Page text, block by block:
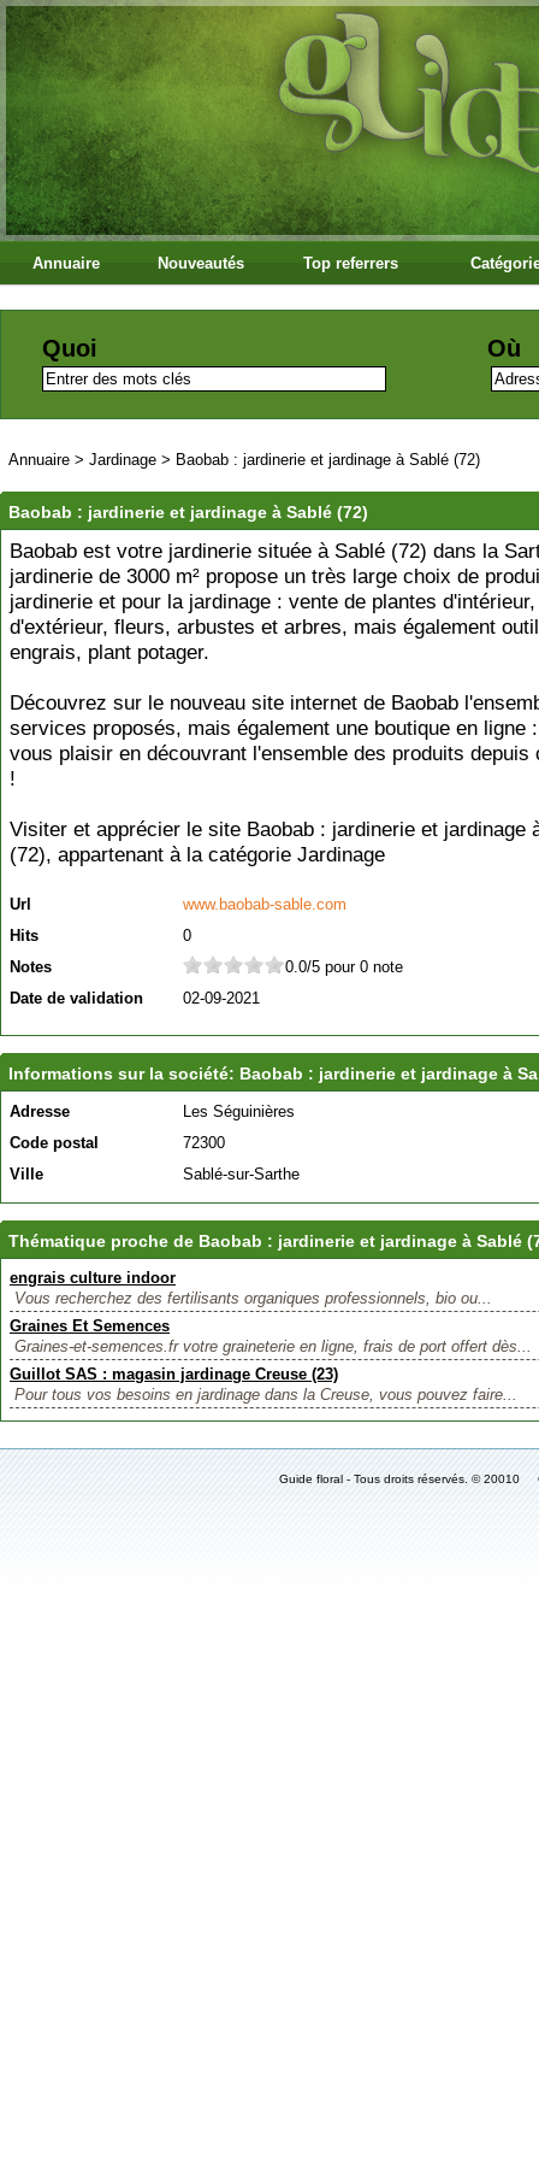
Annuaire Nouveautés Top referrers
Quoi Où
Annuaire > Jardinage > Baobab : jardinerie et jardinage à Sablé (72)
Baobab : jardinerie et jardinage à Sablé (72)
Baobab est votre jardinerie située à Sablé (72) dans la
jardinerie de 3000 m² propose un très large choix de
jardinerie et pour la jardinage : vente de plantes
d'extérieur, fleurs, arbustes et arbres, mais également
engrais, plant potager.
Découvrez sur le nouveau site internet de Baobab
services proposés, mais également une boutique en ligne
vous plaisir en découvrant l'ensemble des produits depuis
!
Visiter et apprécier le site Baobab : jardinerie et jardinage
(72), appartenant à la catégorie Jardinage
Url
www.baobab-sable.com
Hits
0
Notes
0.0/5 pour 0 note
Date de validation
02-09-2021
Informations sur la société: Baobab : jardinerie et jardinage à
Adresse
Les Séguinières
Code postal
72300
Ville
Sablé-sur-Sarthe
Thématique proche de Baobab : jardinerie et jardinage à Sablé
engrais culture indoor
Vous recherchez des fertilisants organiques professionnels, bio ou...
Graines Et Semences
Graines-et-semences.fr votre graineterie en ligne, frais de port offert dès...
Guillot SAS : magasin jardinage Creuse (23)
Pour tous vos besoins en jardinage dans la Creuse, vous pouvez faire...
Guide floral - Tous droits réservés. ©